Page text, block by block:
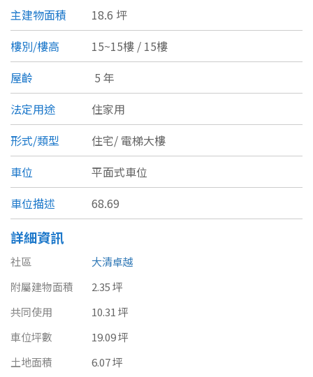
宜蘭縣
桃園市
新竹市
新竹縣
苗栗縣
台中市
彰化縣
嘉義市
嘉義縣
台南市
類型(可複選)
公寓
別墅 透天厝
農舍 辦公
坪數
20~30 坪
40~50 坪
60~70 坪
主建物面積
18.6 坪
樓別/樓高
15~15樓 / 15樓
屋齡
5 年
法定用途
住家用
形式/類型
住宅/ 電梯大樓
車位
平面式車位
車位描述
68.69
詳細資訊
社區
大清卓越
附屬建物面積
2.35 坪
共同使用
10.31 坪
車位坪數
19.09 坪
土地面積
6.07 坪